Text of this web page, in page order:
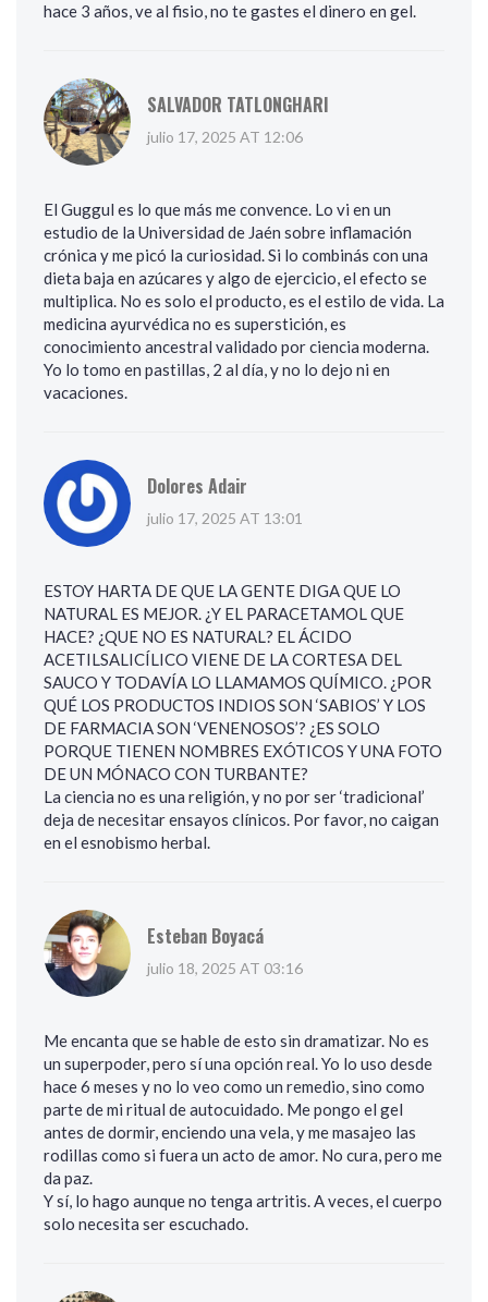
hace 3 años, ve al fisio, no te gastes el dinero en gel.
SALVADOR TATLONGHARI
julio 17, 2025 AT 12:06
El Guggul es lo que más me convence. Lo vi en un
estudio de la Universidad de Jaén sobre inflamación
crónica y me picó la curiosidad. Si lo combinás con una
dieta baja en azúcares y algo de ejercicio, el efecto se
multiplica. No es solo el producto, es el estilo de vida. La
medicina ayurvédica no es superstición, es
conocimiento ancestral validado por ciencia moderna.
Yo lo tomo en pastillas, 2 al día, y no lo dejo ni en
vacaciones.
Dolores Adair
julio 17, 2025 AT 13:01
ESTOY HARTA DE QUE LA GENTE DIGA QUE LO
NATURAL ES MEJOR. ¿Y EL PARACETAMOL QUE
HACE? ¿QUE NO ES NATURAL? EL ÁCIDO
ACETILSALICÍLICO VIENE DE LA CORTESA DEL
SAUCO Y TODAVÍA LO LLAMAMOS QUÍMICO. ¿POR
QUÉ LOS PRODUCTOS INDIOS SON ‘SABIOS’ Y LOS
DE FARMACIA SON ‘VENENOSOS’? ¿ES SOLO
PORQUE TIENEN NOMBRES EXÓTICOS Y UNA FOTO
DE UN MÓNACO CON TURBANTE?
La ciencia no es una religión, y no por ser ‘tradicional’
deja de necesitar ensayos clínicos. Por favor, no caigan
en el esnobismo herbal.
Esteban Boyacá
julio 18, 2025 AT 03:16
Me encanta que se hable de esto sin dramatizar. No es
un superpoder, pero sí una opción real. Yo lo uso desde
hace 6 meses y no lo veo como un remedio, sino como
parte de mi ritual de autocuidado. Me pongo el gel
antes de dormir, enciendo una vela, y me masajeo las
rodillas como si fuera un acto de amor. No cura, pero me
da paz.
Y sí, lo hago aunque no tenga artritis. A veces, el cuerpo
solo necesita ser escuchado.